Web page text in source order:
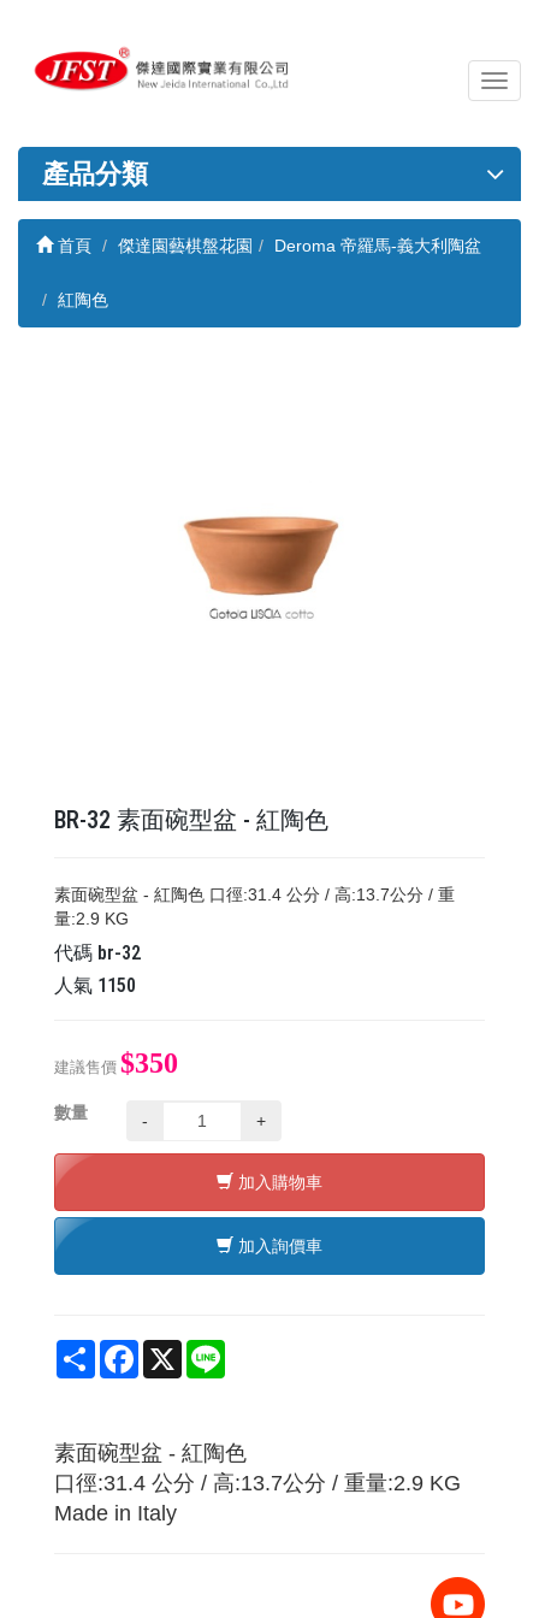
導
覽
關
產品分類
首頁 傑達園藝棋盤花園 Deroma 帝羅馬-義大利陶盆
紅陶色
BR-32 素面碗型盆 - 紅陶色
素面碗型盆 - 紅陶色 口徑:31.4 公分 / 高:13.7公分 / 重
量:2.9 KG
代碼 br-32
人氣 1150
建議售價 $350
數量 - +
加入購物車
加入詢價車
Share Facebook
X
素面碗型盆 - 紅陶色
口徑:31.4 公分 / 高:13.7公分 / 重量:2.9 KG
Made in Italy